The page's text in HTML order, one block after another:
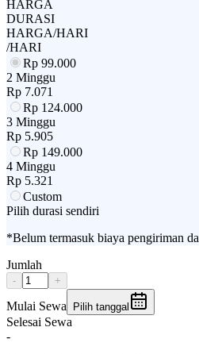
HARGA
DURASI
HARGA/HARI
/HARI
Rp 99.000
2 Minggu
Rp 7.071
Rp 124.000
3 Minggu
Rp 5.905
Rp 149.000
4 Minggu
Rp 5.321
Custom
Pilih durasi sendiri
*Belum termasuk biaya pengiriman
Jumlah
- +
Mulai Sewa Pilih tanggal
Selesai Sewa
-